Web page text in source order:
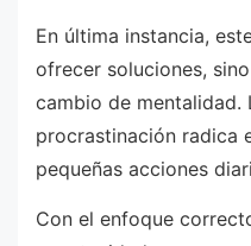
En última instancia,
ofrecer soluciones,
cambio de mentalidad.
procrastinación radica
pequeñas acciones
Con el enfoque